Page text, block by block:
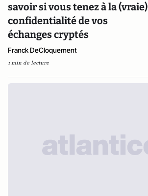
savoir si vous tenez à la (vraie)
confidentialité de vos
échanges cryptés
Franck DeCloquement
1 min de lecture